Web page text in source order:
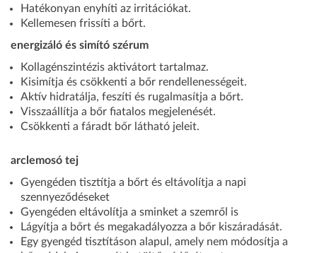
Hatékonyan enyhíti az irritációkat.
Kellemesen frissíti a bőrt.
energizáló és simító szérum
Kollagénszintézis aktivátort tartalmaz.
Kisimítja és csökkenti a bőr rendellenességeit.
Aktív hidratálja, feszíti és rugalmasítja a bőrt.
Visszaállítja a bőr fiatalos megjelenését.
Csökkenti a fáradt bőr látható jeleit.
arclemosó tej
Gyengéden tisztítja a bőrt és eltávolítja a napi
szennyeződéseket
Gyengéden eltávolítja a sminket a szemről is
Lágyítja a bőrt és megakadályozza a bőr kiszáradását.
Egy gyengéd tisztításon alapul, amely nem módosítja a